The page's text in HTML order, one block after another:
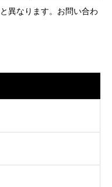
異なります。お問い合わ